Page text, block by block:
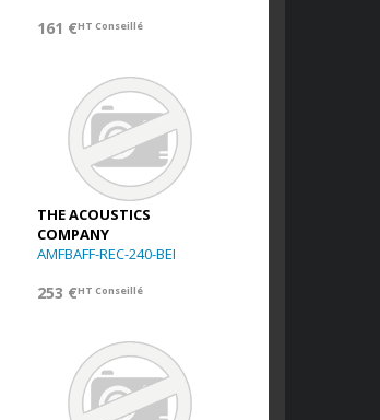
161 €HT Conseillé
THE ACOUSTICS
COMPANY
AMFBAFF-REC-240-BEI
253 €HT Conseillé